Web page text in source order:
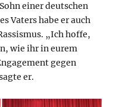
einer deutschen
Vaters habe er auch
„Ich hoffe,
wie ihr in eurem
gegen
er.